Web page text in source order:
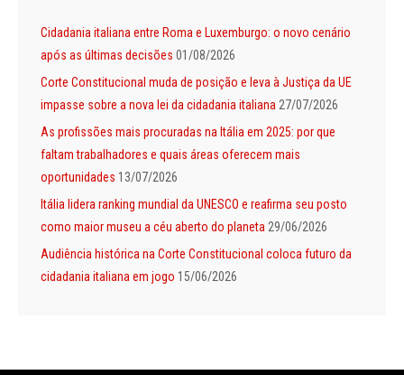
Cidadania italiana entre Roma e Luxemburgo: o novo cenário
após as últimas decisões 01/08/2026
Corte Constitucional muda de posição e leva à Justiça da UE
impasse sobre a nova lei da cidadania italiana 27/07/2026
As profissões mais procuradas na Itália em 2025: por que
faltam trabalhadores e quais áreas oferecem mais
oportunidades 13/07/2026
Itália lidera ranking mundial da UNESCO e reafirma seu posto
como maior museu a céu aberto do planeta 29/06/2026
Audiência histórica na Corte Constitucional coloca futuro da
cidadania italiana em jogo 15/06/2026